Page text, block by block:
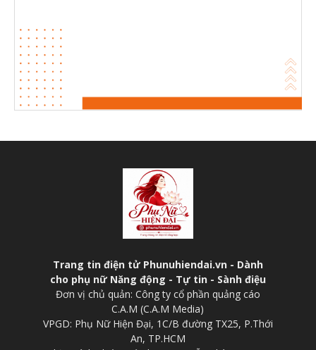
Trang tin điện tử Phunuhiendai.vn - Dành
cho phụ nữ Năng động - Tự tin - Sành điệu
Đơn vị chủ quản: Công ty cổ phần quảng cáo
C.A.M (C.A.M Media)
VPGD: Phụ Nữ Hiện Đại, 1C/B đường TX25, P.Thới
An, TP.HCM